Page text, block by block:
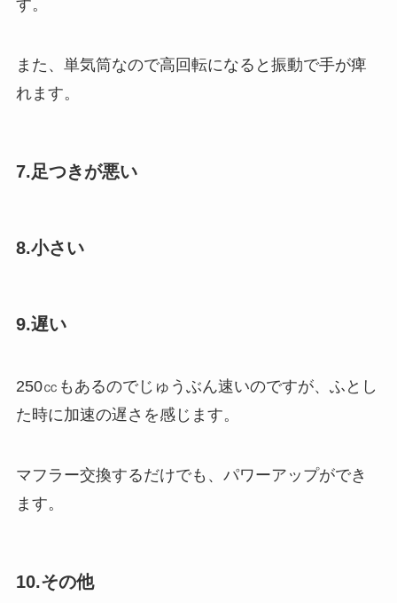
す。
また、単気筒なので高回転になると振動で手が痺
れます。
7.足つきが悪い
8.小さい
9.遅い
250㏄もあるのでじゅうぶん速いのですが、ふとし
た時に加速の遅さを感じます。
マフラー交換するだけでも、パワーアップができ
ます。
10.その他